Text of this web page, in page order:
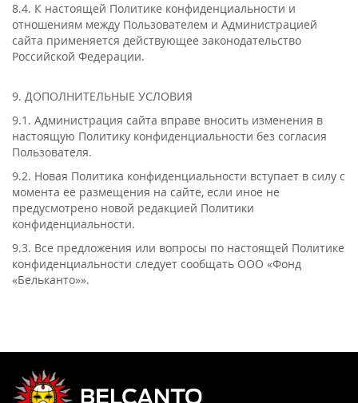
8.4. К настоящей Политике конфиденциальности и
отношениям между Пользователем и Администрацией
сайта применяется действующее законодательство
Российской Федерации.
9. ДОПОЛНИТЕЛЬНЫЕ УСЛОВИЯ
9.1. Администрация сайта вправе вносить изменения в
настоящую Политику конфиденциальности без согласия
Пользователя.
9.2. Новая Политика конфиденциальности вступает в силу с
момента ее размещения на сайте, если иное не
предусмотрено новой редакцией Политики
конфиденциальности.
9.3. Все предложения или вопросы по настоящей Политике
конфиденциальности следует сообщать ООО «Фонд
«Бельканто»».